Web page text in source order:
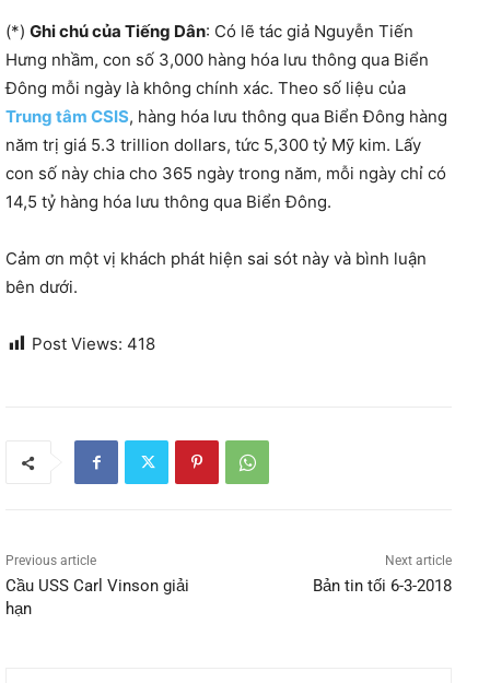
(*) Ghi chú của Tiếng Dân: Có lẽ tác giả Nguyễn Tiến
Hưng nhầm, con số 3,000 hàng hóa lưu thông qua Biển
Đông mỗi ngày là không chính xác. Theo số liệu của
Trung tâm CSIS, hàng hóa lưu thông qua Biển Đông hàng
năm trị giá 5.3 trillion dollars, tức 5,300 tỷ Mỹ kim. Lấy
con số này chia cho 365 ngày trong năm, mỗi ngày chỉ có
14,5 tỷ hàng hóa lưu thông qua Biển Đông.
Cảm ơn một vị khách phát hiện sai sót này và bình luận
bên dưới.
Post Views: 418
Previous article
Cầu USS Carl Vinson giải
hạn
Next article
Bản tin tối 6-3-2018